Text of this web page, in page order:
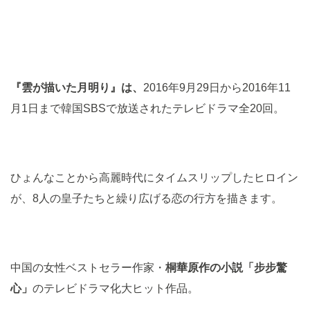
『雲が描いた月明り』は、 2016年9月29日から2016年11
月1日まで韓国SBSで放送されたテレビドラマ全20回。
ひょんなことから高麗時代にタイムスリップしたヒロイン
が、8人の皇子たちと繰り広げる恋の行方を描きます。
中国の女性ベストセラー作家・ 桐華原作の小説「步步驚
心」 のテレビドラマ化大ヒット作品。